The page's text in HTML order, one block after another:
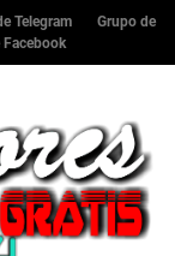
Telegram
Grupo de
Facebook